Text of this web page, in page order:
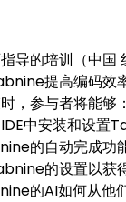
导的培训（中国
提高编码效
，参与者将能够：
中安装和设置
的自动完成功
的设置以获
的AI如何从他